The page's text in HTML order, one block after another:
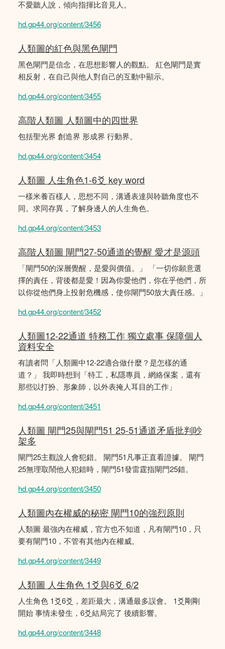
不愛聽人說，傾向指揮比音見人。
hd.gp44.org/content/3456
人類圖的紅色與黑色閘門
黑色閘門是信念，在思想影響人的觀點。 紅色閘門是實
相反射，在自己與他人對自己的互動中顯示。
hd.gp44.org/content/3455
高階人類圖 人類圖中的四世界
包括聖光界 創造界 形成界 行動界。
hd.gp44.org/content/3454
人類圖 人生角色1-6爻 key word
一樣米養百樣人，思想不同，溝通表達與聆聽角度也不
同。求同存異，了解身邊人的人生角色。
hd.gp44.org/content/3453
高階人類圖 閘門27-50通道的覺醒 愛才是源頭
「閘門50的深層覺醒，是愛與價值。」 「一切你願意選
擇的責任，背後都是愛！因為你愛他們，你在乎他們，所
以你從他們身上投射危機感，使你閘門50放大責任感。」
hd.gp44.org/content/3452
人類圖12-22通道 特務工作 獨立處事 保障個人
資料安全
有讀者問「人類圖中12-22適合做什麼？是怎樣的通
道？」 我即時想到「特工，私隱專員，網絡保案，還有
那些以打扮、形象師，以外表掩人耳目的工作」
hd.gp44.org/content/3451
人類圖 閘門25與閘門51 25-51通道矛盾批判吵
架多
閘門25主觀說人會犯錯。 閘門51凡事正直看證據。 閘門
25無理取鬧他人犯錯時，閘門51發雷霆指閘門25錯。
hd.gp44.org/content/3450
人類圖內在權威的秘密 閘門10的強烈原則
人類圖 最強內在權威，官方也不知道，凡有閘門10，只
要有閘門10，不管有其他內在權威。
hd.gp44.org/content/3449
人類圖 人生角色 1爻與6爻 6/2
人生角色 1爻6爻，差距最大，溝通最多誤會。 1爻剛剛
開始 事情未發生，6爻結局完了 後續影響。
hd.gp44.org/content/3448